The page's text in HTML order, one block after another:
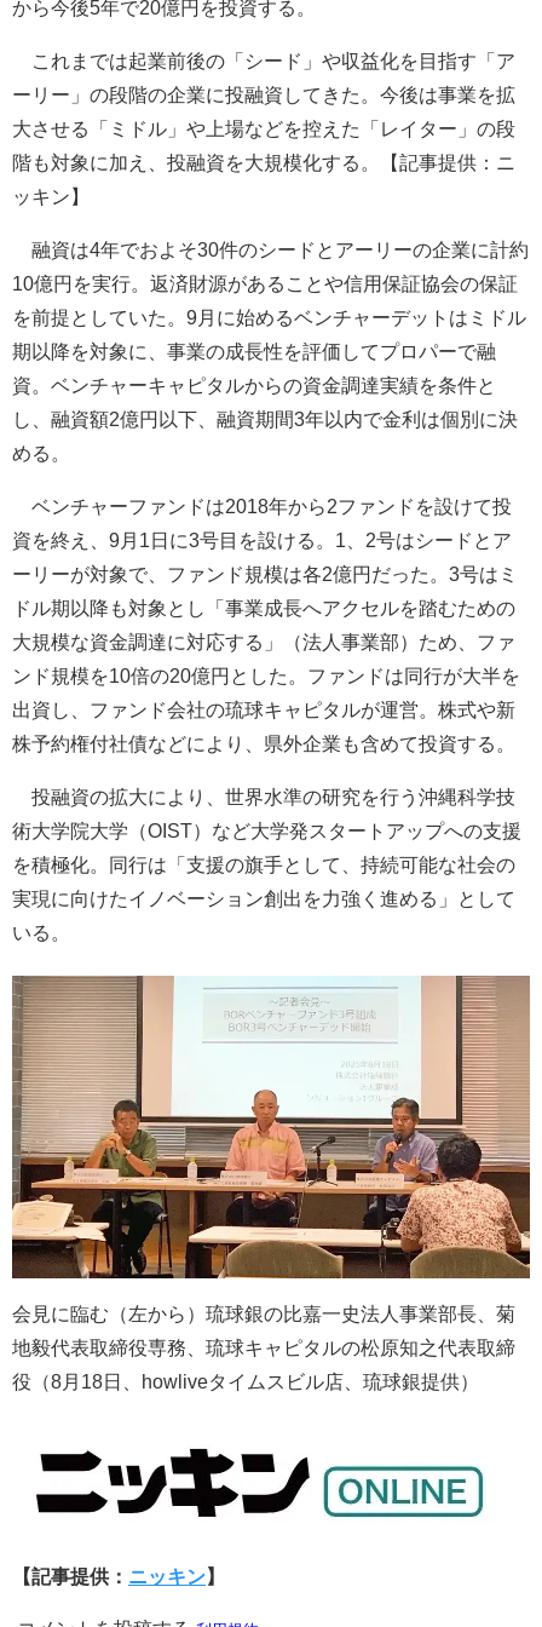
から今後5年で20億円を投資する。
これまでは起業前後の「シード」や収益化を目指す「ア
ーリー」の段階の企業に投融資してきた。今後は事業を拡
大させる「ミドル」や上場などを控えた「レイター」の段
階も対象に加え、投融資を大規模化する。【記事提供：ニ
ッキン】
融資は4年でおよそ30件のシードとアーリーの企業に計約
10億円を実行。返済財源があることや信用保証協会の保証
を前提としていた。9月に始めるベンチャーデットはミドル
期以降を対象に、事業の成長性を評価してプロパーで融
資。ベンチャーキャピタルからの資金調達実績を条件と
し、融資額2億円以下、融資期間3年以内で金利は個別に決
める。
ベンチャーファンドは2018年から2ファンドを設けて投
資を終え、9月1日に3号目を設ける。1、2号はシードとア
ーリーが対象で、ファンド規模は各2億円だった。3号はミ
ドル期以降も対象とし「事業成長へアクセルを踏むための
大規模な資金調達に対応する」（法人事業部）ため、ファ
ンド規模を10倍の20億円とした。ファンドは同行が大半を
出資し、ファンド会社の琉球キャピタルが運営。株式や新
株予約権付社債などにより、県外企業も含めて投資する。
投融資の拡大により、世界水準の研究を行う沖縄科学技
術大学院大学（OIST）など大学発スタートアップへの支援
を積極化。同行は「支援の旗手として、持続可能な社会の
実現に向けたイノベーション創出を力強く進める」として
いる。
会見に臨む（左から）琉球銀の比嘉一史法人事業部長、菊
地毅代表取締役専務、琉球キャピタルの松原知之代表取締
役（8月18日、howliveタイムスビル店、琉球銀提供）
【記事提供： ニッキン】